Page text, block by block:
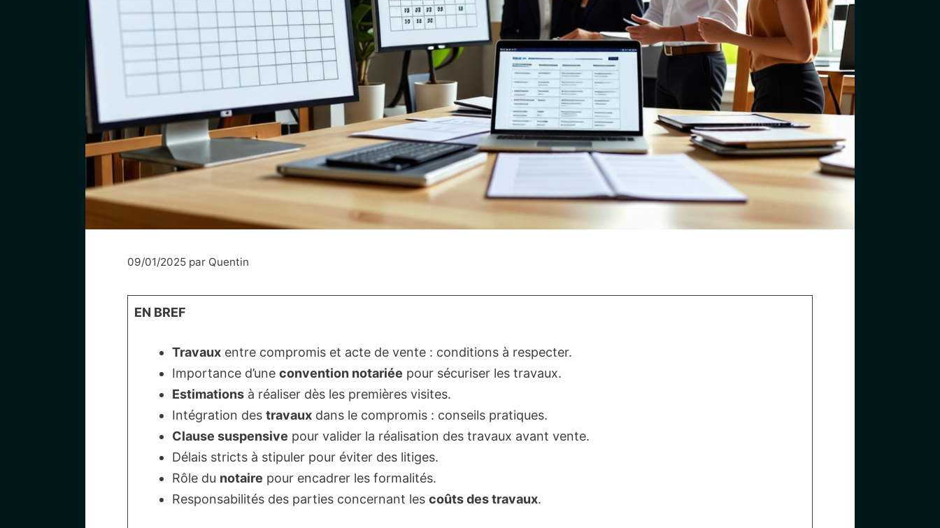
09/01/2025 par Quentin
EN BREF
Travaux entre compromis et acte de vente : conditions à respecter.
Importance d’une convention notariée pour sécuriser les travaux.
Estimations à réaliser dès les premières visites.
Intégration des travaux dans le compromis : conseils pratiques.
Clause suspensive pour valider la réalisation des travaux avant vente.
Délais stricts à stipuler pour éviter des litiges.
Rôle du notaire pour encadrer les formalités.
Responsabilités des parties concernant les coûts des travaux.